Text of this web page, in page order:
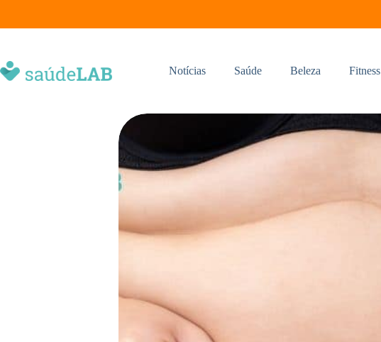
Notícias Saúde Beleza Fitness